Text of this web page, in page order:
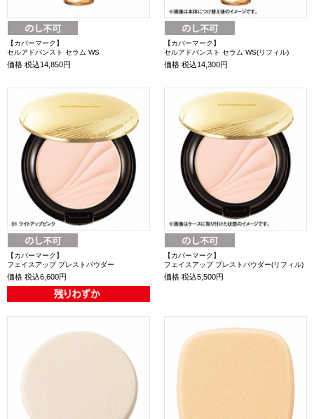
【カバーマーク】
セルアドバンスト セラム WS
価格 税込14,850円
【カバーマーク】
セルアドバンスト セラム WS(リフィル)
価格 税込14,300円
【カバーマーク】
フェイスアップ プレストパウダー
価格 税込6,600円
【カバーマーク】
フェイスアップ プレストパウダー(リフィル)
価格 税込5,500円